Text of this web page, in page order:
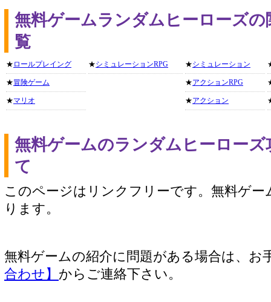
無料ゲームランダムヒーローズ
覧
★ ロールプレイング
★冒険ゲーム
★マリオ
★シミュレーションRPG ★シミュレーション
★アクションRPG
★アクション
無料ゲームのランダムヒーロー
て
このページはリンクフリーです。無料ゲー
ります。
無料ゲームの紹介に問題がある場合は、お
合わせ】 からご連絡下さい。